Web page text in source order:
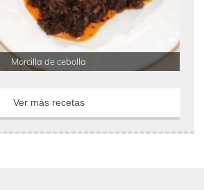
Morcilla de cebolla
Ver más recetas